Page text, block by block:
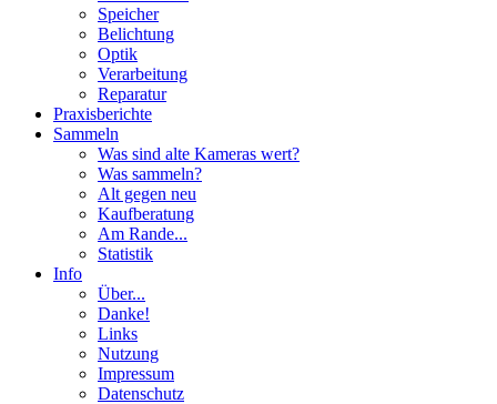
Speicher
Belichtung
Optik
Verarbeitung
Reparatur
Praxisberichte
Sammeln
Was sind alte Kameras wert?
Was sammeln?
Alt gegen neu
Kaufberatung
Am Rande...
Statistik
Info
Über...
Danke!
Links
Nutzung
Impressum
Datenschutz